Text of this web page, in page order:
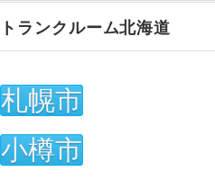
トランクルーム北海道
札幌市
小樽市